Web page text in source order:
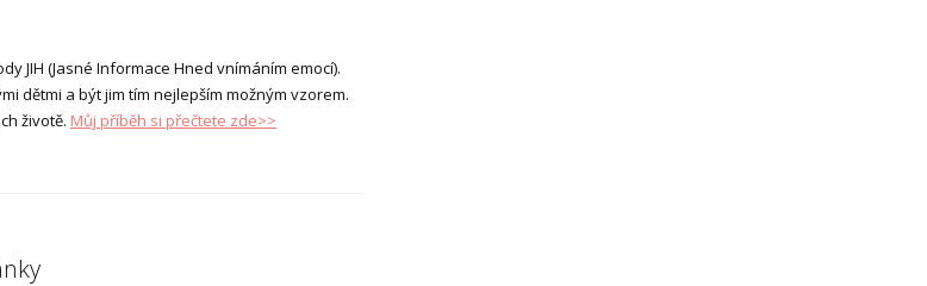
JIH (Jasné Informace Hned vnímáním emocí).
dětmi a být jim tím nejlepším možným vzorem.
životě. Můj příběh si přečtete zde>>